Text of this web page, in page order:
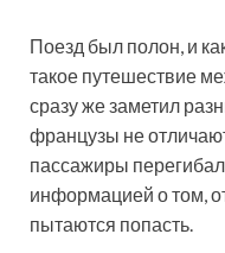
Поезд был полон, и
такое путешествие
сразу же заметил
французы не
пассажиры
информацией о том,
пытаются попасть.